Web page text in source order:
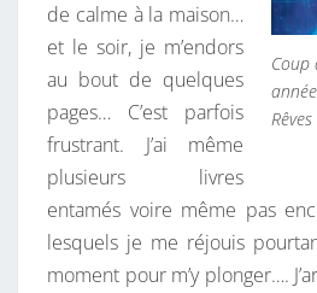
Coup
de calme à la maison…
et le soir, je m’endors
au bout de quelques
pages… C’est parfois
frustrant. J’ai même
plusieurs livres
entamés voire même pas
lesquels je me réjouis
moment pour m’y plonger….